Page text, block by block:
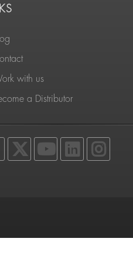
with us
a Distributor